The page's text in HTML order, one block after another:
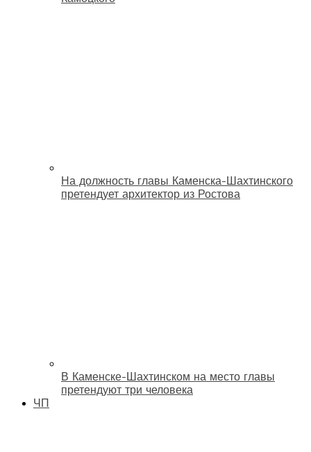
На должность главы Каменска-Шахтинского
претендует архитектор из Ростова
В Каменске-Шахтинском на место главы
претендуют три человека
ЧП